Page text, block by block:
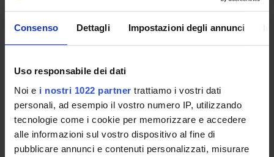
Consenso Dettagli Impostazioni degli annunci
Uso responsabile dei dati
Noi e i nostri 1022 partner trattiamo i vostri dati
personali, ad esempio il vostro numero IP, utilizzando
tecnologie come i cookie per memorizzare e accedere
alle informazioni sul vostro dispositivo al fine di
pubblicare annunci e contenuti personalizzati, misurare
Evelina Tacconelli
Professore ordinario
AREE DI RICERCA COINVOLTE DAL PROGETTO
Infectious Diseases (DDSP)
Infectious Diseases (DNBM)